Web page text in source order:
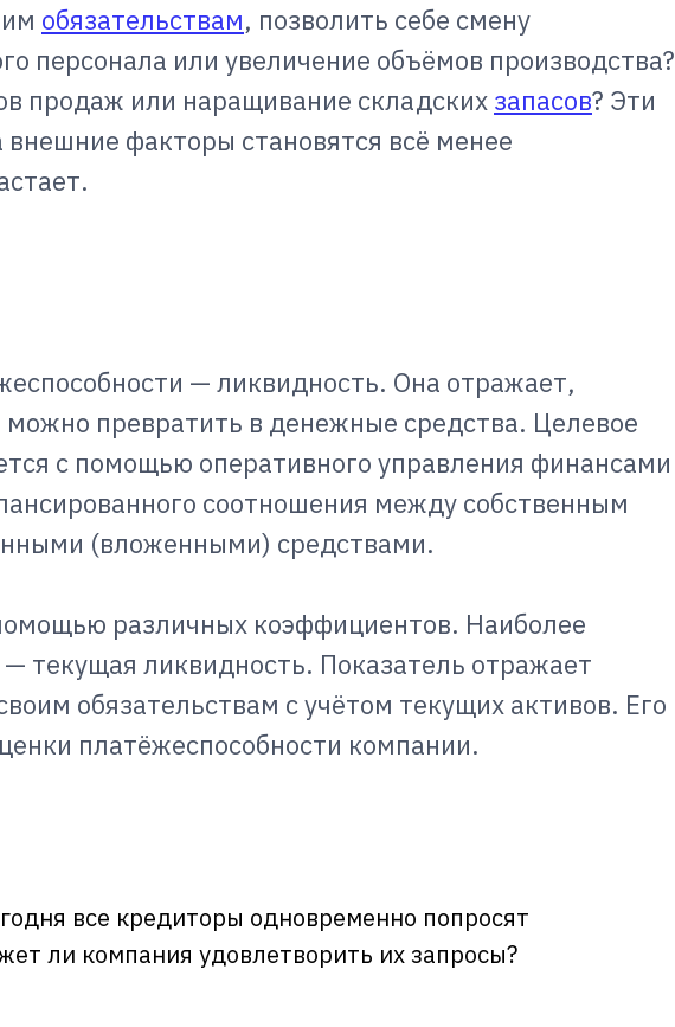
обязательствам, позволить себе смену
персонала или увеличение объёмов производства?
продаж или наращивание складских запасов? Эти
внешние факторы становятся всё менее
— ликвидность. Она отражает,
превратить в денежные средства. Целевое
с помощью оперативного управления финансами
соотношения между собственным
(вложенными) средствами.
различных коэффициентов. Наиболее
текущая ликвидность. Показатель отражает
обязательствам с учётом текущих активов. Его
платёжеспособности компании.
все кредиторы одновременно попросят
ли компания удовлетворить их запросы?